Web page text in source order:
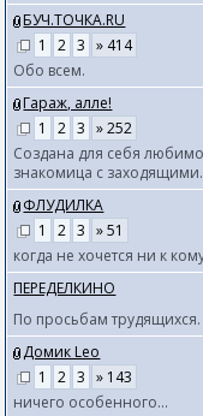
БУЧ.ТОЧКА.RU
1
2 3
» 414
Обо всем.
Гараж, алле!
1
2 3
» 252
Создана для себя
знакомица с
ФЛУДИЛКА
1
2 3
» 51
когда не хочется ни к
ПЕРЕДЕЛКИНО
По просьбам трудящихся.
Домик Leo
1
2 3
» 143
ничего особенного...